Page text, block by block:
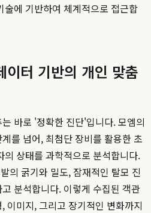
에 기반하여 체계적으로 접근합
터 기반의 개인 맞춤
바로 '정확한 진단'입니다. 모엠의
를 넘어, 최첨단 장비를 활용한 초
상태를 과학적으로 분석합니다.
의 굵기와 밀도, 잠재적인 탈모 진
분석합니다. 이렇게 수집된 객관
이미지, 그리고 장기적인 변화까지